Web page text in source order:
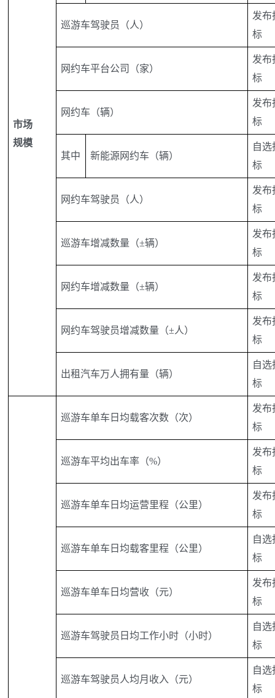
市场
规模
巡游车驾驶员（人）
发布
标
网约车平台公司（家）
发布
标
网约车（辆）
发布
标
其中 新能源网约车（辆）
自选
标
网约车驾驶员（人）
发布
标
巡游车增减数量（±辆）
发布
标
网约车增减数量（±辆）
发布
标
网约车驾驶员增减数量（±人）
发布
标
出租汽车万人拥有量（辆）
自选
标
巡游车单车日均载客次数（次）
发布
标
巡游车平均出车率（%）
发布
标
巡游车单车日均运营里程（公里）
发布
标
巡游车单车日均载客里程（公里）
自选
标
巡游车单车日均营收（元）
发布
标
巡游车驾驶员日均工作小时（小时）
自选
标
巡游车驾驶员人均月收入（元）
自选
标